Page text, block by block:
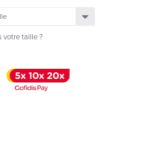
votre taille ?